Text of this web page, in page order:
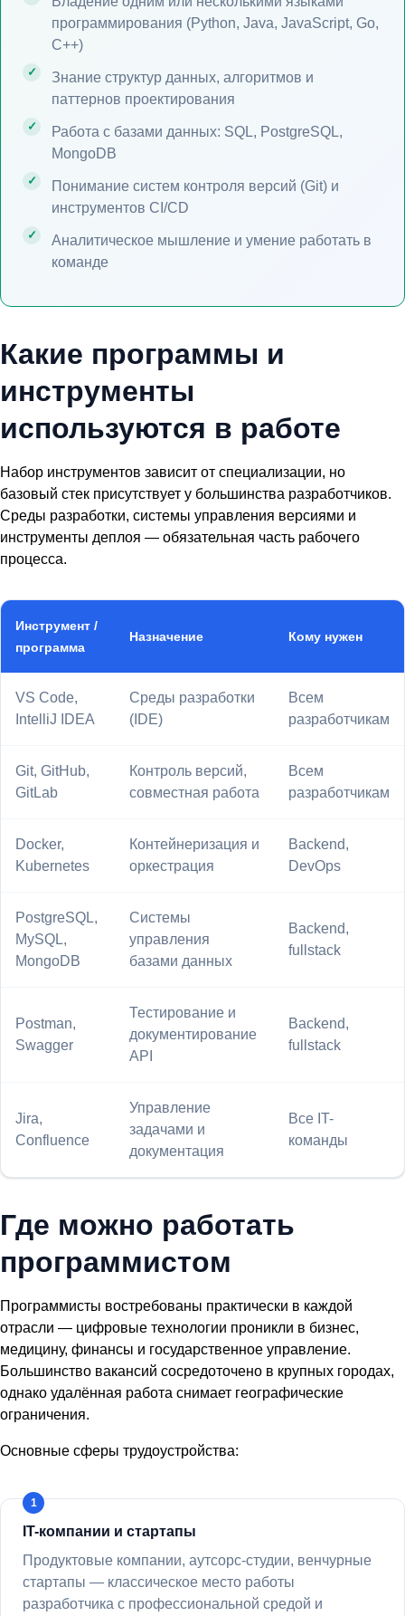
программирования (Python, Java, JavaScript, Go,
C++)
Знание структур данных, алгоритмов и
паттернов проектирования
Работа с базами данных: SQL, PostgreSQL,
MongoDB
Понимание систем контроля версий (Git) и
инструментов CI/CD
Аналитическое мышление и умение работать в
команде
Какие программы и
инструменты
используются в работе
Набор инструментов зависит от специализации, но
базовый стек присутствует у большинства разработчиков.
Среды разработки, системы управления версиями и
инструменты деплоя — обязательная часть рабочего
процесса.
Инструмент /
программа
Назначение Кому нужен
VS Code,
IntelliJ IDEA
Среды разработки
(IDE)
Всем
разработчикам
Git, GitHub,
GitLab
Контроль версий,
совместная работа
Всем
разработчикам
Docker,
Kubernetes
Контейнеризация и
оркестрация
Backend,
DevOps
PostgreSQL,
MySQL,
MongoDB
Системы
управления
базами данных
Backend,
fullstack
Postman,
Swagger
Тестирование и
документирование
API
Backend,
fullstack
Jira,
Confluence
Управление
задачами и
документация
Все IT-
команды
Где можно работать
программистом
Программисты востребованы практически в каждой
отрасли — цифровые технологии проникли в бизнес,
медицину, финансы и государственное управление.
Большинство вакансий сосредоточено в крупных городах,
однако удалённая работа снимает географические
ограничения.
Основные сферы трудоустройства:
IT-компании и стартапы
Продуктовые компании, аутсорс-студии, венчурные
стартапы — классическое место работы
разработчика с профессиональной средой и